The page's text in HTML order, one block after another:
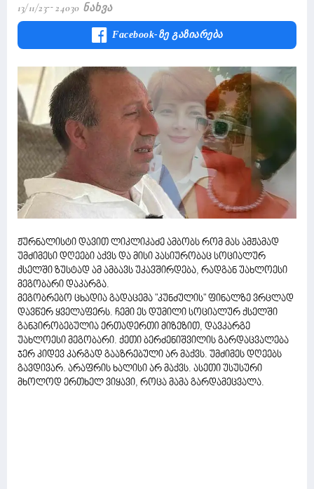
13/11/23 24030 Ნახვა
Facebook-Ზე Გაზიარება
ჟურნალისტი დავით ლიკლიკაძე ამბობს რომ მას ამჟამად
უმძიმესი დღეები აქვს და მისი პასიურობაც სოციალურ
ქსელში ზუსტად ამ ამბავს უკავშირდება, რადგან უახლოესი
მეგობარი დაკარგა.
მეგობრებო ცხადია გადაცემა "კუნძულის" ფინალზე ვრცლად
დავწერ ყველაფერს. ჩემი ეს დუმილი სოციალურ ქსელში
განპირობებულია ერთადერთი მიზეზით, დავკარგე
უახლოესი მეგობარი. ქეთი ბერძენიშვილის გარდაცვალება
ჯერ კიდევ კარგად გააზრებული არ მაქვს. უმძიმეს დღეებს
გავდივარ. არაფრის ხალისი არ მაქვს. ასეთი უსუსური
მხოლოდ ერთხელ ვიყავი, როცა მამა გარდამეცვალა.